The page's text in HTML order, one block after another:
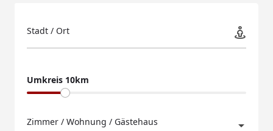
Stadt / Ort
Umkreis 10km
Zimmer / Wohnung / Gästehaus